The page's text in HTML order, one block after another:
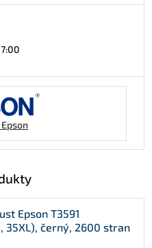
Epson T3591
35XL), černý, 2600 stran